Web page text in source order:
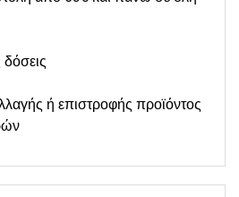
ή επιστροφής προϊόντος